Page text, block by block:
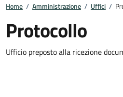
Home / Amministrazione / Uffici /
Protocollo
Ufficio preposto alla ricezione